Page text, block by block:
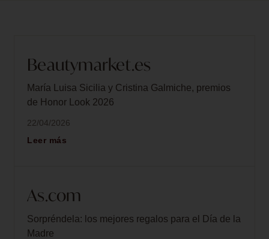
Beautymarket.es
María Luisa Sicilia y Cristina Galmiche, premios
de Honor Look 2026
22/04/2026
Leer más
As.com
Sorpréndela: los mejores regalos para el Día de la
Madre